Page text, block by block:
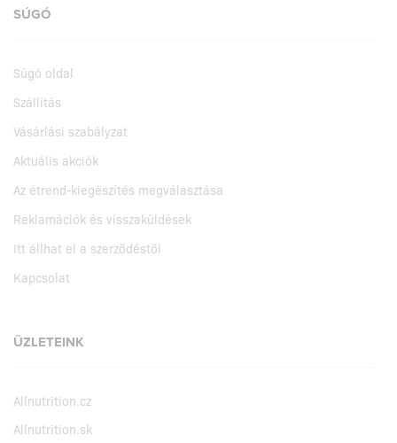
SÚGÓ
Súgó oldal
Szállítás
Vásárlási szabályzat
Aktuális akciók
Az étrend-kiegészítés megválasztása
Reklamációk és visszaküldések
Itt állhat el a szerződéstől
Kapcsolat
ÜZLETEINK
Allnutrition.cz
Allnutrition.sk